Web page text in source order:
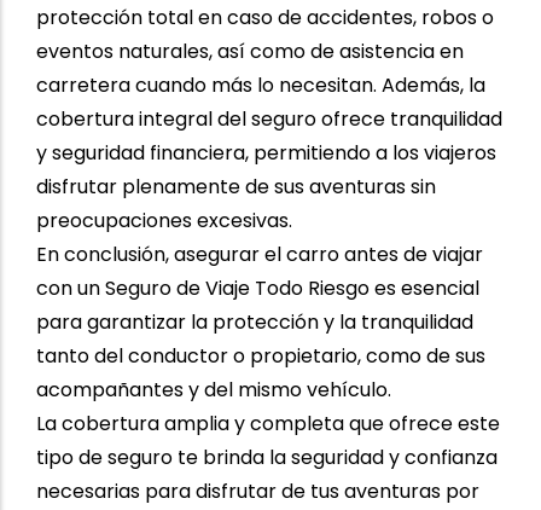
protección total en caso de accidentes, robos o
eventos naturales, así como de asistencia en
carretera cuando más lo necesitan. Además, la
cobertura integral del seguro ofrece tranquilidad
y seguridad financiera, permitiendo a los viajeros
disfrutar plenamente de sus aventuras sin
preocupaciones excesivas.
En conclusión, asegurar el carro antes de viajar
con un Seguro de Viaje Todo Riesgo es esencial
para garantizar la protección y la tranquilidad
tanto del conductor o propietario, como de sus
acompañantes y del mismo vehículo.
La cobertura amplia y completa que ofrece este
tipo de seguro te brinda la seguridad y confianza
necesarias para disfrutar de tus aventuras por